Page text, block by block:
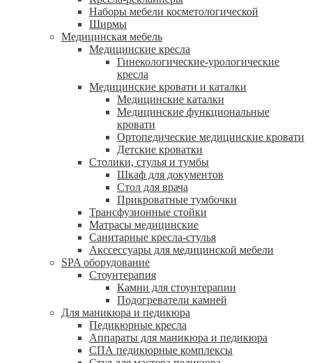
Наборы мебели косметологической
Ширмы
Медицинская мебель
Медицинские кресла
Гинекологические-урологические
кресла
Медицинские кровати и каталки
Медицинские каталки
Медицинские функциональные
кровати
Ортопедические медицинские кровати
Детские кроватки
Столики, стулья и тумбы
Шкаф для документов
Стол для врача
Прикроватные тумбочки
Трансфузионные стойки
Матрасы медицинские
Санитарные кресла-стулья
Акссессуары для медицинской мебели
SPA оборудование
Стоунтерапия
Камни для стоунтерапии
Подогреватели камней
Для маникюра и педикюра
Педикюрные кресла
Аппараты для маникюра и педикюра
СПА педикюрные комплексы